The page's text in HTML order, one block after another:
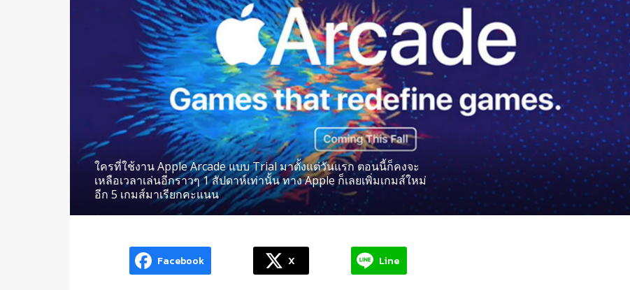
ใครที่ใช้งาน Apple Arcade แบบ Trial มาตั้งแต่วันแรก ตอนนี้ก็คงจะ
เหลือเวลาเล่นอีกราวๆ 1 สัปดาห์เท่านั้น ทาง Apple ก็เลยเพิ่มเกมส์ใหม่
อีก 5 เกมส์มาเรียกคะแนน
Facebook X Line